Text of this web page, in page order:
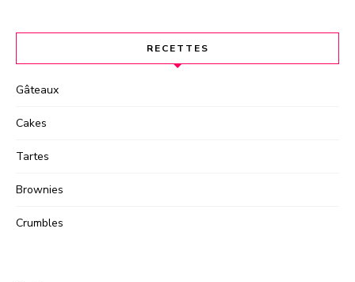
RECETTES
Gâteaux
Cakes
Tartes
Brownies
Crumbles